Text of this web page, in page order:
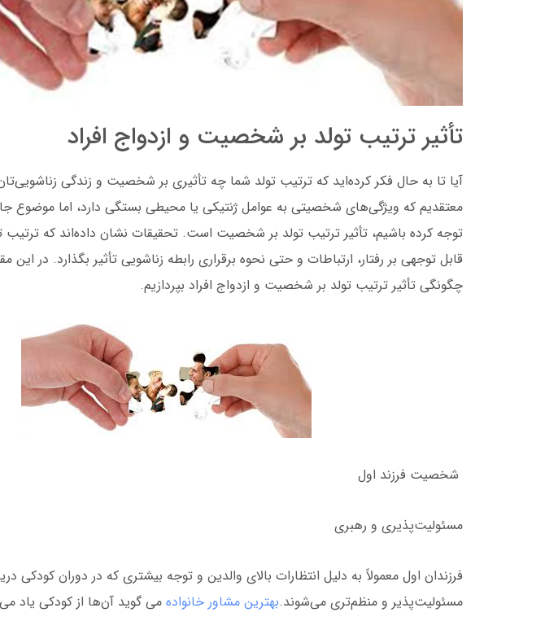
تأثیر ترتیب تولد بر شخصیت و ازدواج افراد
آیا تا به حال فکر کرده‌اید که ترتیب تولد شما چه تأثیری بر شخصیت و زندگی
معتقدیم که ویژگی‌های شخصیتی به عوامل ژنتیکی یا محیطی بستگی دارد، اما موضوع
توجه کرده باشیم، تأثیر ترتیب تولد بر شخصیت است. تحقیقات نشان داده‌اند که ترتیب
قابل توجهی بر رفتار، ارتباطات و حتی نحوه برقراری رابطه زناشویی تأثیر بگذارد. در این
چگونگی تأثیر ترتیب تولد بر شخصیت و ازدواج افراد بپردازیم.
شخصیت فرزند اول
مسئولیت‌پذیری و رهبری
فرزندان اول معمولاً به دلیل انتظارات بالای والدین و توجه بیشتری که در دوران کودکی
مسئولیت‌پذیر و منظم‌تری می‌شوند.بهترین مشاور خانواده می گوید آن‌ها از کودکی یاد